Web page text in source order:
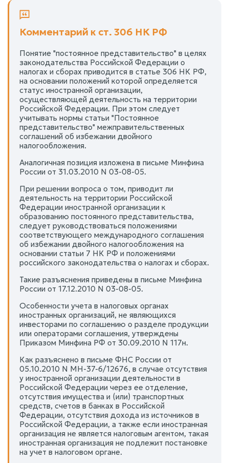
Комментарий к ст. 306 НК РФ
Понятие "постоянное представительство" в целях
законодательства Российской Федерации о
налогах и сборах приводится в статье 306 НК РФ,
на основании положений которой определяется
статус иностранной организации,
осуществляющей деятельность на территории
Российской Федерации. При этом следует
учитывать нормы статьи "Постоянное
представительство" межправительственных
соглашений об избежании двойного
налогообложения.
Аналогичная позиция изложена в письме Минфина
России от 31.03.2010 N 03-08-05.
При решении вопроса о том, приводит ли
деятельность на территории Российской
Федерации иностранной организации к
образованию постоянного представительства,
следует руководствоваться положениями
соответствующего международного соглашения
об избежании двойного налогообложения на
основании статьи 7 НК РФ и положениями
российского законодательства о налогах и сборах.
Такие разъяснения приведены в письме Минфина
России от 17.12.2010 N 03-08-05.
Особенности учета в налоговых органах
иностранных организаций, не являющихся
инвесторами по соглашению о разделе продукции
или операторами соглашения, утверждены
Приказом Минфина РФ от 30.09.2010 N 117н.
Как разъяснено в письме ФНС России от
05.10.2010 N МН-37-6/12676, в случае отсутствия
у иностранной организации деятельности в
Российской Федерации через ее отделение,
отсутствия имущества и (или) транспортных
средств, счетов в банках в Российской
Федерации, отсутствия дохода из источников в
Российской Федерации, а также если иностранная
организация не является налоговым агентом, такая
иностранная организация не подлежит постановке
на учет в налоговом органе.